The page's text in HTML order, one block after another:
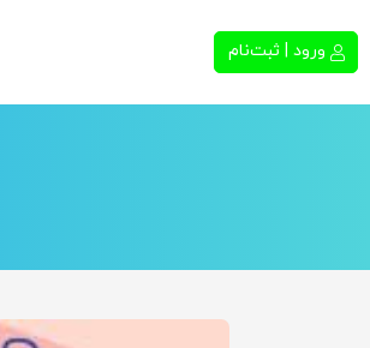
ورود | ثبت‌نام